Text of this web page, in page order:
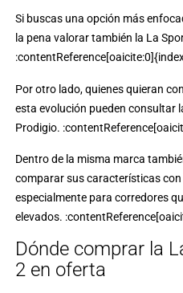
Si buscas una opción más
la pena valorar también la La
Por otro lado, quienes quieran
esta evolución pueden consultar
Prodigio.
Dentro de la misma marca
comparar sus características con
especialmente para corredores
elevados.
Dónde comprar la
2 en oferta